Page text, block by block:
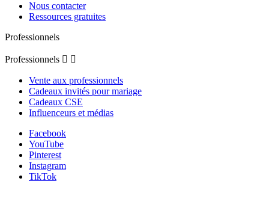
Nous contacter
Ressources gratuites
Professionnels
Professionnels  
Vente aux professionnels
Cadeaux invités pour mariage
Cadeaux CSE
Influenceurs et médias
Facebook
YouTube
Pinterest
Instagram
TikTok